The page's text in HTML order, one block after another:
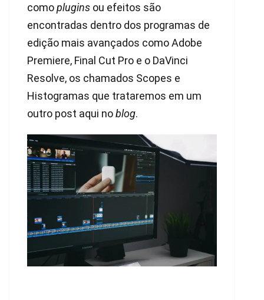
comoplugins ou efeitos são
encontradas dentro dos programas de
edição mais avançados como Adobe
Premiere, Final Cut Pro e o DaVinci
Resolve, os chamados Scopes e
Histogramas que trataremos em um
outro post aqui noblog.